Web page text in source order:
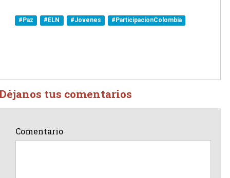
#Paz #ELN #Jovenes #ParticipacionColombia
tus comentarios
Comentario